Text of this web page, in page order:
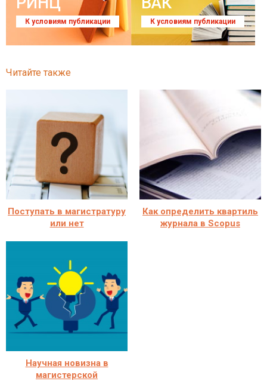
К условиям публикации К условиям публикации
Читайте также
Поступать в магистратуру
или нет
Как определить квартиль
журнала в Scopus
Научная новизна в
магистерской